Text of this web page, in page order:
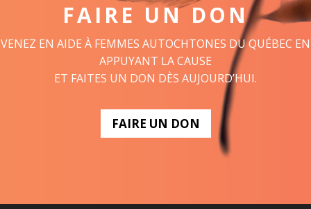
FAIRE UN DON
VENEZ EN AIDE À FEMMES AUTOCHTONES DU QUÉBEC EN
APPUYANT LA CAUSE
ET FAITES UN DON DÈS AUJOURD’HUI.
FAIRE UN DON